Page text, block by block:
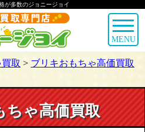
が多数のジョニージョイ
MENU
取 > ブリキおもちゃ高価買取
ちゃ高価買取